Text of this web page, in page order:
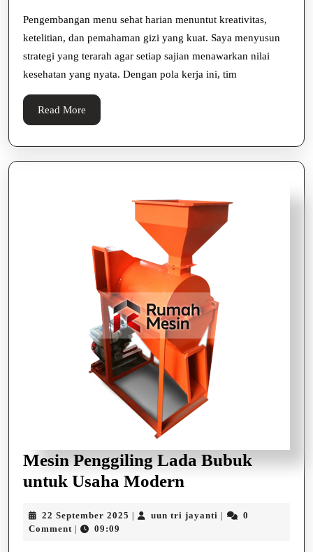
Variatif
Nutritif
Pengembangan menu sehat harian menuntut kreativitas,
ketelitian, dan pemahaman gizi yang kuat. Saya menyusun
strategi yang terarah agar setiap sajian menawarkan nilai
kesehatan yang nyata. Dengan pola kerja ini, tim
Read More
More
Mesin Penggiling Lada Bubuk
untuk Usaha Modern
Lada
22 September 2025 22
uun tri jayanti uun
0
Comment
09:09